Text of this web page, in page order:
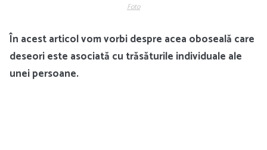
Foto
În acest articol vom vorbi despre acea oboseală care
deseori este asociată cu trăsăturile individuale ale
unei persoane.